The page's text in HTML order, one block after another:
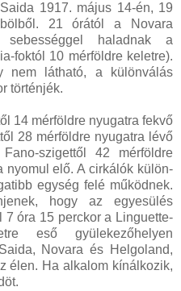
1917. május 14-én, 19
21 órától a Novara
haladnak a
foktól 10 mérföldre keletre).
nem látható, a különválás
történjék.
14 mérföldre nyugatra fekvő
28 mérföldre nyugatra lévő
szigettől 42 mérföldre
nyomul elő. A cirkálók külön-
egység felé működnek.
hogy az egyesülés
7 óra 15 perckor a Linguette-
eső gyülekezőhelyen
Novara és Helgoland,
élen. Ha alkalom kínálkozik,